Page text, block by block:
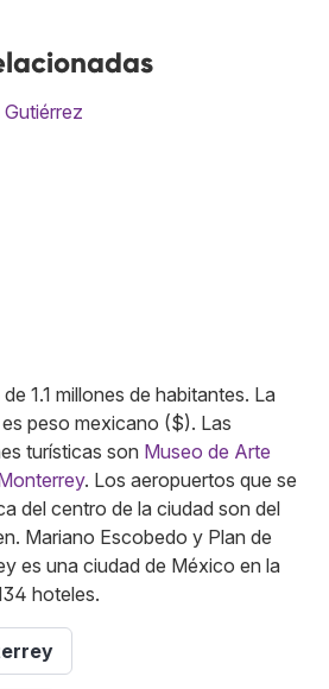
1.1 millones de habitantes. La
peso mexicano ($). Las
turísticas son Museo de Arte
. Los aeropuertos que se
del centro de la ciudad son del
Mariano Escobedo y Plan de
es una ciudad de México en la
hoteles.